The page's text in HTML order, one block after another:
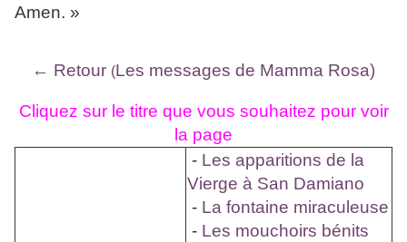
Amen. »
← Retour (Les messages de Mamma Rosa)
Cliquez sur le titre que vous souhaitez pour voir
la page
- Les apparitions de la
Vierge à San Damiano
- La fontaine miraculeuse
- Les mouchoirs bénits